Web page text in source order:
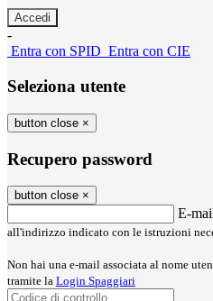
-
Entra con SPID Entra con CIE
Seleziona utente
button close ×
Recupero password
button close ×
E-
all'indirizzo indicato con le istruzioni
Non hai una e-mail associata al nome
tramite la Login Spaggiari